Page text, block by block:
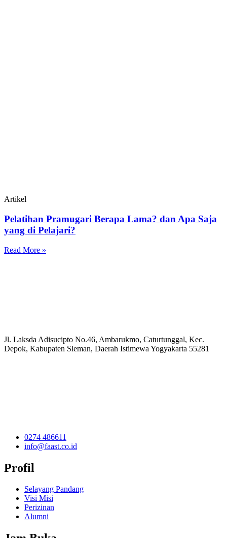
Artikel
Pelatihan Pramugari Berapa Lama? dan Apa Saja
yang di Pelajari?
Read More »
Jl. Laksda Adisucipto No.46, Ambarukmo, Caturtunggal, Kec.
Depok, Kabupaten Sleman, Daerah Istimewa Yogyakarta 55281
0274 486611
info@faast.co.id
Profil
Selayang Pandang
Visi Misi
Perizinan
Alumni